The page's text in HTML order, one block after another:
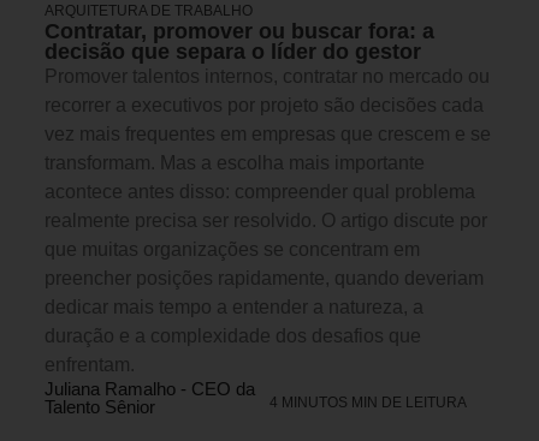
ARQUITETURA DE TRABALHO
Contratar, promover ou buscar fora: a
decisão que separa o líder do gestor
Promover talentos internos, contratar no mercado ou
recorrer a executivos por projeto são decisões cada
vez mais frequentes em empresas que crescem e se
transformam. Mas a escolha mais importante
acontece antes disso: compreender qual problema
realmente precisa ser resolvido. O artigo discute por
que muitas organizações se concentram em
preencher posições rapidamente, quando deveriam
dedicar mais tempo a entender a natureza, a
duração e a complexidade dos desafios que
enfrentam.
Juliana Ramalho - CEO da
Talento Sênior
4 MINUTOS MIN DE LEITURA